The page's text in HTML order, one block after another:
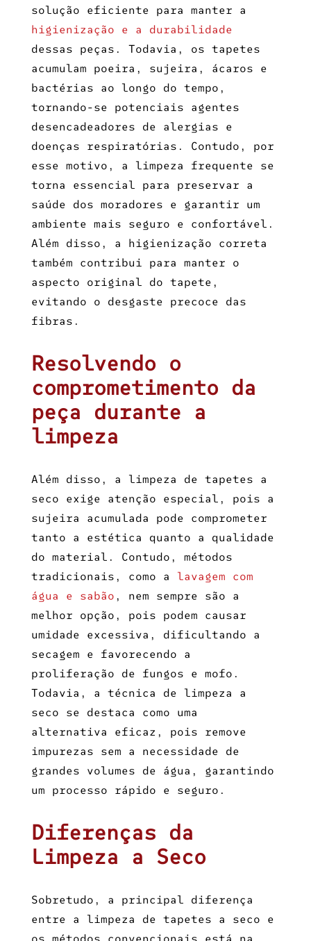
solução eficiente para manter a
higienização e a durabilidade
dessas peças. Todavia, os tapetes
acumulam poeira, sujeira, ácaros e
bactérias ao longo do tempo,
tornando-se potenciais agentes
desencadeadores de alergias e
doenças respiratórias. Contudo, por
esse motivo, a limpeza frequente se
torna essencial para preservar a
saúde dos moradores e garantir um
ambiente mais seguro e confortável.
Além disso, a higienização correta
também contribui para manter o
aspecto original do tapete,
evitando o desgaste precoce das
fibras.
Resolvendo o
comprometimento da
peça durante a
limpeza
Além disso, a limpeza de tapetes a
seco exige atenção especial, pois a
sujeira acumulada pode comprometer
tanto a estética quanto a qualidade
do material. Contudo, métodos
tradicionais, como a lavagem com
água e sabão , nem sempre são a
melhor opção, pois podem causar
umidade excessiva, dificultando a
secagem e favorecendo a
proliferação de fungos e mofo.
Todavia, a técnica de limpeza a
seco se destaca como uma
alternativa eficaz, pois remove
impurezas sem a necessidade de
grandes volumes de água, garantindo
um processo rápido e seguro.
Diferenças da
Limpeza a Seco
Sobretudo, a principal diferença
entre a limpeza de tapetes a seco e
os métodos convencionais está na